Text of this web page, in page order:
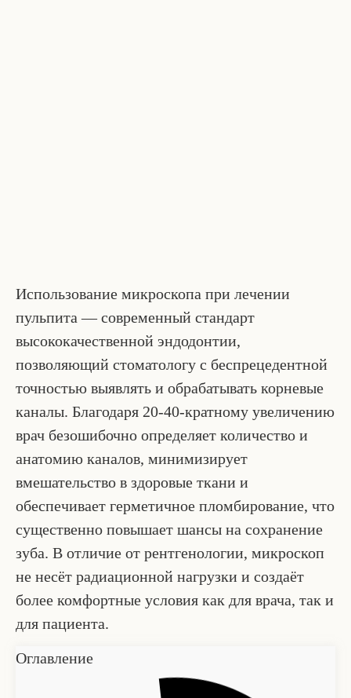
Использование микроскопа при лечении
пульпита — современный стандарт
высококачественной эндодонтии,
позволяющий стоматологу с беспрецедентной
точностью выявлять и обрабатывать корневые
каналы. Благодаря 20-40-кратному увеличению
врач безошибочно определяет количество и
анатомию каналов, минимизирует
вмешательство в здоровые ткани и
обеспечивает герметичное пломбирование, что
существенно повышает шансы на сохранение
зуба. В отличие от рентгенологии, микроскоп
не несёт радиационной нагрузки и создаёт
более комфортные условия как для врача, так и
для пациента.
Оглавление